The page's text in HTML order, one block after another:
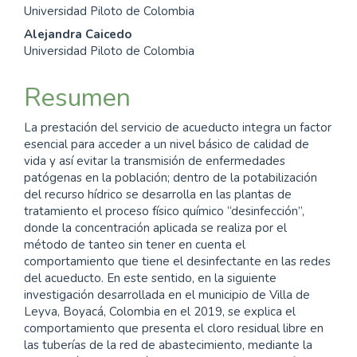
del
artículo
Universidad Piloto de Colombia
Alejandra Caicedo
Universidad Piloto de Colombia
Resumen
La prestación del servicio de acueducto integra un factor
esencial para acceder a un nivel básico de calidad de
vida y así evitar la transmisión de enfermedades
patógenas en la población; dentro de la potabilización
del recurso hídrico se desarrolla en las plantas de
tratamiento el proceso físico químico “desinfección”,
donde la concentración aplicada se realiza por el
método de tanteo sin tener en cuenta el
comportamiento que tiene el desinfectante en las redes
del acueducto. En este sentido, en la siguiente
investigación desarrollada en el municipio de Villa de
Leyva, Boyacá, Colombia en el 2019, se explica el
comportamiento que presenta el cloro residual libre en
las tuberías de la red de abastecimiento, mediante la